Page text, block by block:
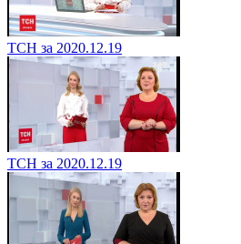
ТСН за 2020.12.19
ТСН за 2020.12.19